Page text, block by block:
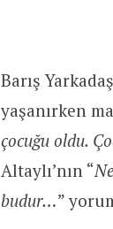
Barış
yaşanırken
çocuğu oldu.
Altaylı’nın “
budur…”